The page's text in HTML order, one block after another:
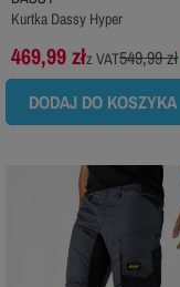
Kurtka Dassy Hyper
469,99 złz VAT549,99 zł
DODAJ DO KOSZYKA